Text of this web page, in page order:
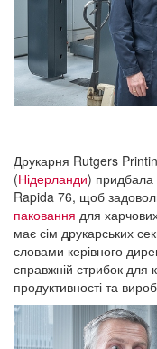
Друкарня Rutgers
(Нідерланди)
Rapida 76, щоб
паковання для
має сім друкарських
словами керівного
справжній стрибок для
продуктивності та